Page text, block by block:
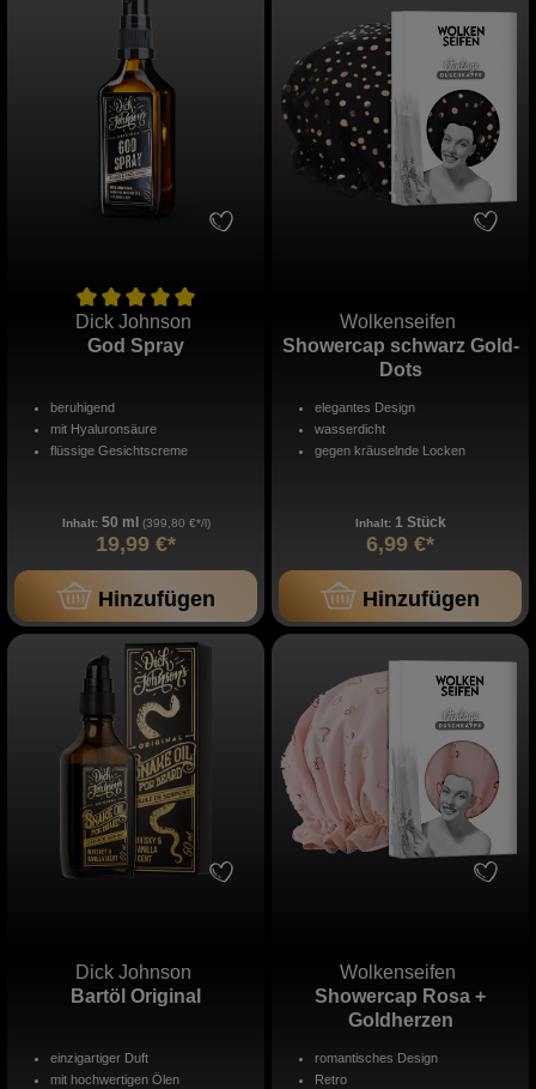
Dick Johnson
God Spray
beruhigend
mit Hyaluronsäure
flüssige Gesichtscreme
Inhalt: 50 ml (399,80 €*/l)
19,99 €*
Hinzufügen
Wolkenseifen
Showercap schwarz Gold-
Dots
elegantes Design
wasserdicht
gegen kräuselnde Locken
Inhalt: 1 Stück
6,99 €*
Hinzufügen
Dick Johnson
Bartöl Original
einzigartiger Duft
mit hochwertigen Ölen
Wolkenseifen
Showercap Rosa +
Goldherzen
romantisches Design
Retro